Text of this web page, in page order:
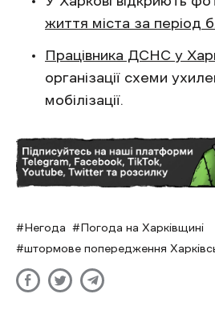
життя міста за період
Працівника ДСНС у
організації схеми
мобілізації.
Негода
Погода на Харківщині
штормове попередження